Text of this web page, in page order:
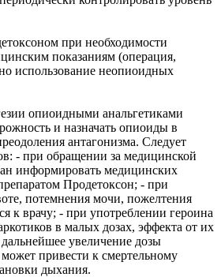
при необходимости
показаниям (операция,
использование неопиоидных
опиоидными анальгетиками
и назначать опиоиды в
антагонизма. Следует
- при обращении за медицинской
информировать медицинских
Продетоксон; - при
потемнения мочи, пожелтения
к врачу; - при употреблении героина
в малых дозах, эффекта от их
увеличение дозы
может привести к смертельному
дыхания.